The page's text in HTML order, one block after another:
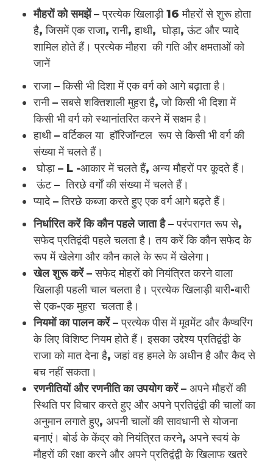
मौहरों को समझें –प्रत्येक खिलाड़ी 16 मौहरों से शुरू होता
है, जिसमें एक राजा, रानी, ​​हाथी, घोड़ा, ऊंट और प्यादे
शामिल होते हैं। प्रत्येक मौहरा की गति और क्षमताओं को
जानें
राजा – किसी भी दिशा में एक वर्ग को आगे बढ़ाता है।
रानी – सबसे शक्तिशाली मुहरा है, जो किसी भी दिशा में
किसी भी वर्ग को स्थानांतरित करने में सक्षम है।
हाथी – वर्टिकल या हॉरिजॉन्टल रूप से किसी भी वर्ग की
संख्या में चलते हैं।
घोड़ा – L -आकार में चलते हैं, अन्य मौहरों पर कूदते हैं।
ऊंट – तिरछे वर्गों की संख्या में चलते हैं।
प्यादे – तिरछे कब्जा करते हुए एक वर्ग आगे बढ़ते हैं।
निर्धारित करें कि कौन पहले जाता है –परंपरागत रूप से,
सफेद प्रतिद्वंदी पहले चलता है। तय करें कि कौन सफेद के
रूप में खेलेगा और कौन काले के रूप में खेलेगा।
खेल शुरू करें –सफेद मोहरों को नियंत्रित करने वाला
खिलाड़ी पहली चाल चलता है। प्रत्येक खिलाड़ी बारी-बारी
से एक-एक मुहरा चलता है।
नियमों का पालन करें –प्रत्येक पीस में मूवमेंट और कैप्चरिंग
के लिए विशिष्ट नियम होते हैं। इसका उद्देश्य प्रतिद्वंद्वी के
राजा को मात देना है, जहां वह हमले के अधीन है और कैद से
बच नहीं सकता।
रणनीतियों और रणनीति का उपयोग करें – अपने मौहरों की
स्थिति पर विचार करते हुए और अपने प्रतिद्वंद्वी की चालों का
अनुमान लगाते हुए, अपनी चालों की सावधानी से योजना
बनाएं। बोर्ड के केंद्र को नियंत्रित करने, अपने स्वयं के
मौहरों की रक्षा करने और अपने प्रतिद्वंद्वी के खिलाफ खतरे